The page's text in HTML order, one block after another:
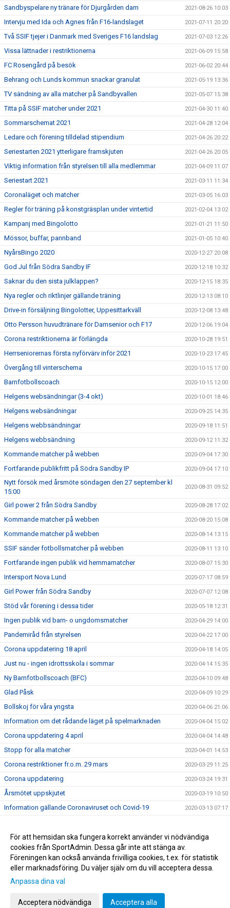
Sandbyspelare ny tränare för Djurgården dam 2021-08-26 10:03
Intervju med Ida och Agnes från F16-landslaget 2021-07-11 20:20
Två SSIF tjejer i Danmark med Sveriges F16 landslag 2021-07-03 12:26
Vissa lättnader i restriktionerna 2021-06-09 15:58
FC Rosengård på besök 2021-06-02 20:44
Behrang och Lunds kommun snackar granulat 2021-05-19 13:36
TV sändning av alla matcher på Sandbyvallen 2021-05-07 15:38
Titta på SSIF matcher under 2021 2021-04-30 11:40
Sommarschemat 2021 2021-04-28 12:04
Ledare och förening tilldelad stipendium 2021-04-26 20:22
Seriestarten 2021 ytterligare framskjuten 2021-04-26 20:05
Viktig information från styrelsen till alla medlemmar 2021-04-09 11:07
Seriestart 2021 2021-03-11 11:34
Coronaläget och matcher 2021-03-05 16:03
Regler för träning på konstgräsplan under vintertid 2021-02-04 13:02
Kampanj med Bingolotto 2021-01-21 11:50
Mössor, buffar, pannband 2021-01-05 10:40
NyårsBingo 2020 2020-12-27 20:08
God Jul från Södra Sandby IF 2020-12-18 10:32
Saknar du den sista julklappen? 2020-12-15 18:35
Nya regler och riktlinjer gällande träning 2020-12-13 08:10
Drive-in försäljning Bingolotter, Uppesittarkväll 2020-12-08 13:48
Otto Persson huvudtränare för Damsenior och F17 2020-12-06 19:04
Corona restriktionerna är förlängda 2020-10-28 19:51
Herrseniorernas första nyförvärv inför 2021 2020-10-23 17:45
Övergång till vinterschema 2020-10-15 17:00
Barnfotbollscoach 2020-10-15 12:00
Helgens websändningar (3-4 okt) 2020-10-01 18:46
Helgens websändningar 2020-09-25 14:35
Helgens webbsändningar 2020-09-18 11:51
Helgens webbsändning 2020-09-12 11:32
Kommande matcher på webben 2020-09-04 17:30
Fortfarande publikfritt på Södra Sandby IP 2020-09-04 17:10
Nytt försök med årsmöte söndagen den 27 september kl
15:00
2020-08-31 09:52
Girl power 2 från Södra Sandby 2020-08-28 17:02
Kommande matcher på webben 2020-08-20 15:08
Kommande matcher på webben 2020-08-14 13:15
SSIF sänder fotbollsmatcher på webben 2020-08-11 13:10
Fortfarande ingen publik vid hemmamatcher 2020-08-07 15:30
Intersport Nova Lund 2020-07-17 08:59
Girl Power från Södra Sandby 2020-07-07 12:08
Stöd vår förening i dessa tider 2020-05-18 12:31
Ingen publik vid barn- o ungdomsmatcher 2020-04-29 14:00
Pandemiråd från styrelsen 2020-04-22 17:00
Corona uppdatering 18 april 2020-04-18 14:05
Just nu - ingen idrottsskola i sommar 2020-04-14 15:35
Ny Barnfotbollscoach (BFC) 2020-04-10 09:48
Glad Påsk 2020-04-09 10:29
Bollskoj för våra yngsta 2020-04-06 21:06
Information om det rådande läget på spelmarknaden 2020-04-04 15:02
Corona uppdatering 4 april 2020-04-04 14:48
Stopp för alla matcher 2020-04-01 14:53
Corona restriktioner fr.o.m. 29 mars 2020-03-29 11:25
Corona uppdatering 2020-03-24 19:31
Årsmötet uppskjutet 2020-03-19 10:50
Information gällande Coronaviruset och Covid-19 2020-03-13 07:17
Huvudtränare för våra damer 2020-02-14 13:27
Ny Hemsida 2020-01-30 20:55
Gå till Webbversion
För att hemsidan ska fungera korrekt använder vi nödvändiga
cookies från SportAdmin. Dessa går inte att stänga av.
Föreningen kan också använda frivilliga cookies, t.ex. för statistik
eller marknadsföring. Du väljer själv om du vill acceptera dessa.
Anpassa dina val
Acceptera nödvändiga Acceptera alla